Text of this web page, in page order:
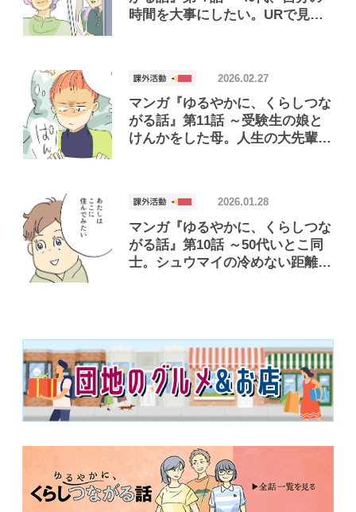
時間を大事にしたい。URで見つ
マンガ『ゆるやかに、くらしつな
がる話』第11話 ～受験生の娘と
けんかをした母。人生の大先輩マ
2026.02.27
マンガ『ゆるやかに、くらしつな
がる話』第10話 ～50代いとこ同
士。シュウマイの冷めない距離で
2026.01.28